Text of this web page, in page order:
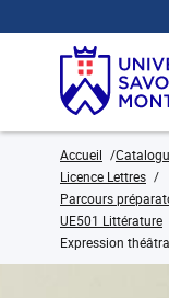
Accueil
Licence Lettres
Parcours
UE501 Littérature
Expression